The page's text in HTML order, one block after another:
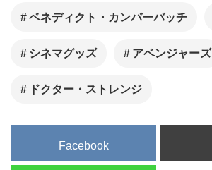
ベネディクト・カンバーバッチ
シネマグッズ アベンジャーズ
ドクター・ストレンジ
Facebook